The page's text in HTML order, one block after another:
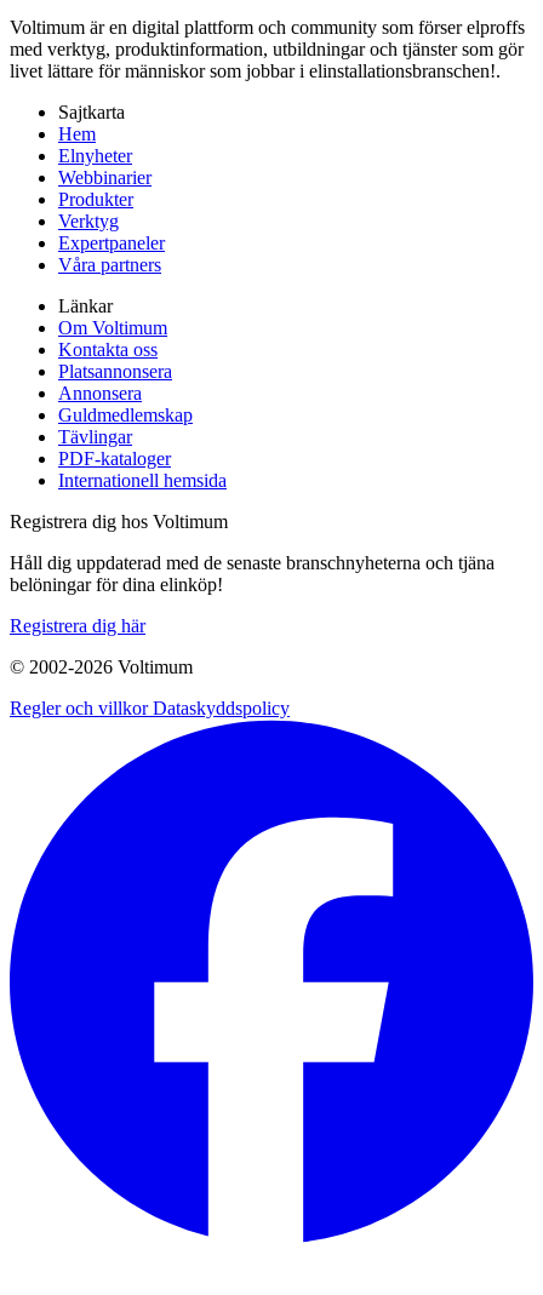
Voltimum är en digital plattform och community som förser elproffs
med verktyg, produktinformation, utbildningar och tjänster som gör
livet lättare för människor som jobbar i elinstallationsbranschen!.
Sajtkarta
Hem
Elnyheter
Webbinarier
Produkter
Verktyg
Expertpaneler
Våra partners
Länkar
Om Voltimum
Kontakta oss
Platsannonsera
Annonsera
Guldmedlemskap
Tävlingar
PDF-kataloger
Internationell hemsida
Registrera dig hos Voltimum
Håll dig uppdaterad med de senaste branschnyheterna och tjäna
belöningar för dina elinköp!
Registrera dig här
© 2002-2026 Voltimum
Regler och villkorDataskyddspolicy